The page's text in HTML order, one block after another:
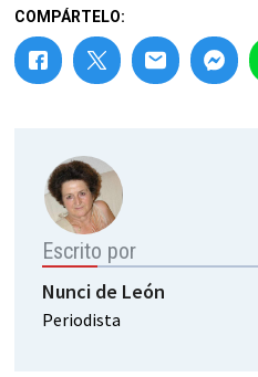
COMPÁRTELO:
Escrito por
Nunci de León
Periodista